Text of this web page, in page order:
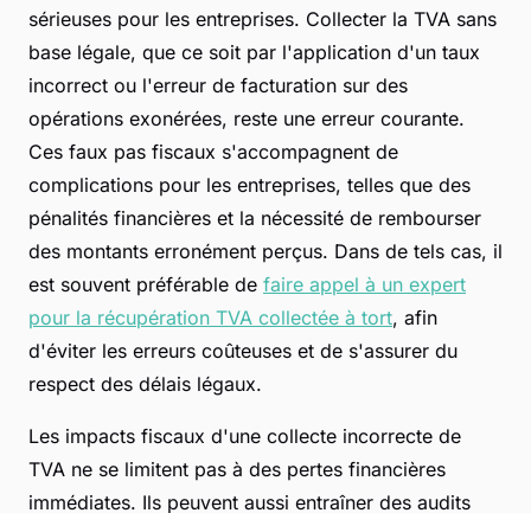
sérieuses pour les entreprises. Collecter la TVA sans
base légale, que ce soit par l'application d'un taux
incorrect ou l'erreur de facturation sur des
opérations exonérées, reste une erreur courante.
Ces faux pas fiscaux s'accompagnent de
complications pour les entreprises, telles que des
pénalités financières et la nécessité de rembourser
des montants erronément perçus. Dans de tels cas, il
est souvent préférable de faire appel à un expert
pour la récupération TVA collectée à tort, afin
d'éviter les erreurs coûteuses et de s'assurer du
respect des délais légaux.
Les impacts fiscaux d'une collecte incorrecte de
TVA ne se limitent pas à des pertes financières
immédiates. Ils peuvent aussi entraîner des audits